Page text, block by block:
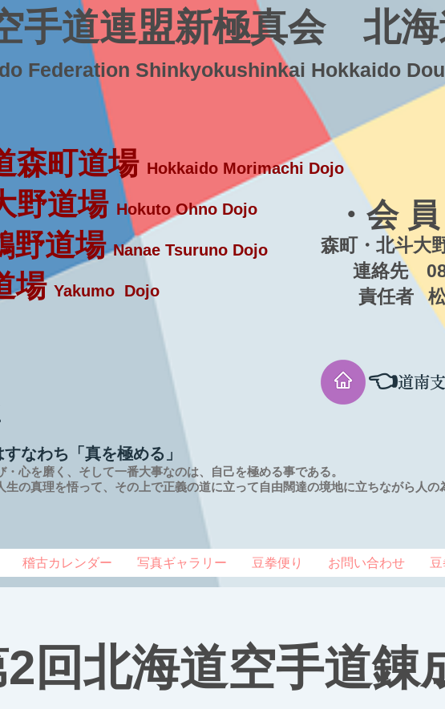
手道連盟新極真会 北海
Federation Shinkyokushinkai Hokkaido
・会
森町・北斗大
連絡先 080-
責任者 松
森町道場 Hokkaido Morimachi Dojo
野道場 Hokuto Ohno Dojo
野道場 Nanae Tsuruno Dojo
場 Yakumo Dojo
👈道南
なわち「真を極める」
心を磨く、そして一番大事なのは、自己を極める事である。
生の真理を悟って、その上で正義の道に立って自由闊達の境地に立ちながら人の
稽古カレンダー 写真ギャラリー 豆拳便り お問い合わせ
回北海道空手道錬